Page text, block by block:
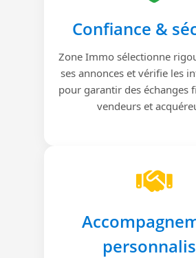
Confiance &
Zone Immo sélectionne
ses annonces et vérifie les
pour garantir des échanges
vendeurs et